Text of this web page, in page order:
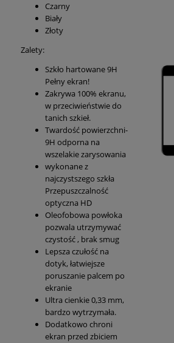
Czarny
Biały
Złoty
Zalety:
Szkło hartowane 9H
Pełny ekran!
Zakrywa 100% ekranu,
w przeciwieństwie do
tanich szkieł.
Twardość powierzchni-
9H odporna na
wszelakie zarysowania
wykonane z
najczystszego szkła
Przepuszczalność
optyczna HD
Oleofobowa powłoka
pozwala utrzymywać
czystość , brak smug
Lepsza czułość na
dotyk, łatwiejsze
poruszanie palcem po
ekranie
Ultra cienkie 0,33 mm,
bardzo wytrzymała.
Dodatkowo chroni
ekran przed zbiciem